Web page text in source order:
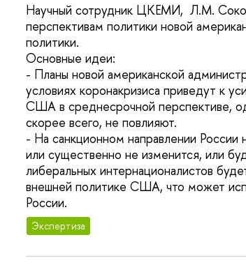
Научный сотрудник ЦКЕМИ, Л.М.
перспективам политики новой
политики.
Основные идеи:
- Планы новой американской
условиях коронакризиса приведут к
США в среднесрочной перспективе,
скорее всего, не повлияют.
- На санкционном направлении
или существенно не изменится, или
либеральных интернационалистов
внешней политике США, что может
России.
Экспертиза